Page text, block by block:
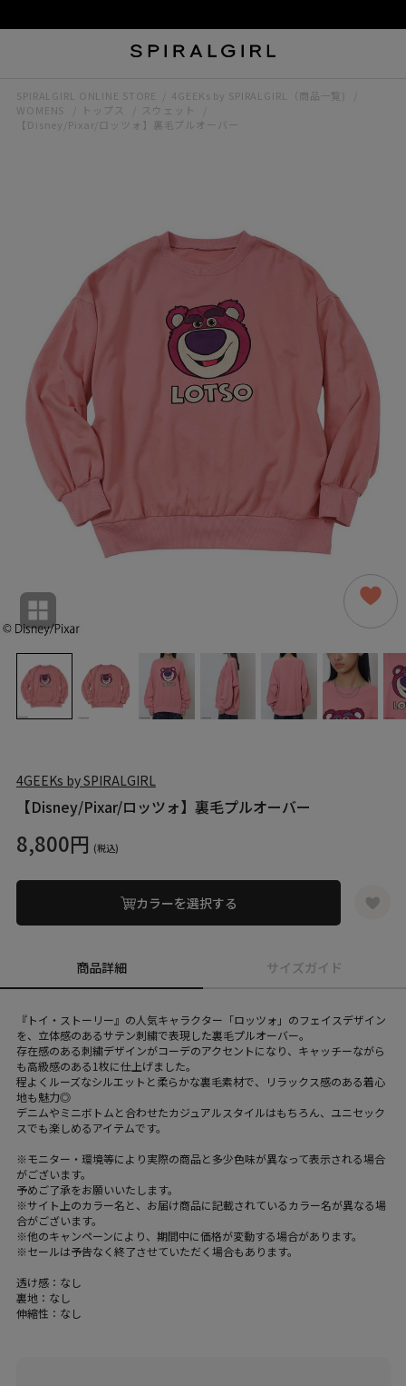
SPIRALGIRL ONLINE STORE
4GEEKs by SPIRALGIRL（商品一覧)
WOMENS
トップス
スウェット
【Disney/Pixar/ロッツォ】裏毛プルオーバー
4GEEKs by SPIRALGIRL
【Disney/Pixar/ロッツォ】裏毛プルオーバー
8,800円 (税込)
カラーを選択する
商品詳細 サイズガイド
『トイ・ストーリー』の人気キャラクター「ロッツォ」のフェイスデザイン
を、立体感のあるサテン刺繍で表現した裏毛プルオーバー。
存在感のある刺繍デザインがコーデのアクセントになり、キャッチーながら
も高級感のある1枚に仕上げました。
程よくルーズなシルエットと柔らかな裏毛素材で、リラックス感のある着心
地も魅力◎
デニムやミニボトムと合わせたカジュアルスタイルはもちろん、ユニセック
スでも楽しめるアイテムです。
※モニター・環境等により実際の商品と多少色味が異なって表示される場合
がございます。
予めご了承をお願いいたします。
※サイト上のカラー名と、お届け商品に記載されているカラー名が異なる場
合がございます。
※他のキャンペーンにより、期間中に価格が変動する場合があります。
※セールは予告なく終了させていただく場合もあります。
透け感：なし
裏地：なし
伸縮性：なし